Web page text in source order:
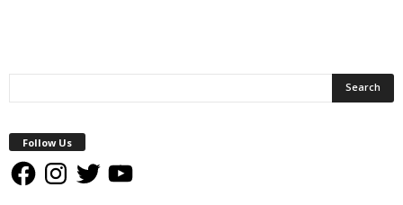
Follow Us
FacebookInstagram
Twitter YouTube